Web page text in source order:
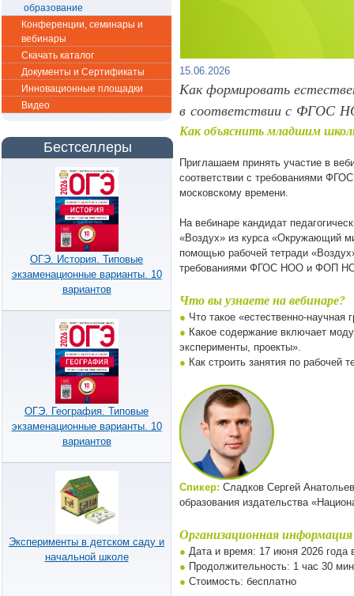
образование
Конференции, семинары и
вебинары
Скачать каталог
Документы и Сертификаты
Инновационные площадки
Видео
Бестселлеры
ОГЭ. История. Типовые
экзаменационные варианты. 10
вариантов
ОГЭ. География. Типовые
экзаменационные варианты. 10
вариантов
Эксперименты в детском саду и
начальной школе
15.06.2026
Как формировать
в соответствии с ФГОС
Как объяснить младшим
Приглашаем принять участие в
соответствии с требованиями
московскому времени.
На вебинаре кандидат
«Воздух» из курса «Окружающий
помощью рабочей тетради
требованиями ФГОС НОО и ФОП
Что вы узнаете на вебинаре?
● Что такое «естественно-
● Какое содержание включает
эксперименты, проекты».
● Как строить занятия по
Спикер: Сладков Сергей
образования издательства
Организационная информация
● Дата и время: 17 июня 2026 года
● Продолжительность: 1 час 30
● Стоимость: бесплатно